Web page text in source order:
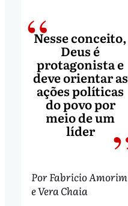
Nesse conceito,
Deus é
protagonista e
deve orientar as
ações políticas
do povo por
meio de um
líder
Por Fabricio Amorim
e Vera Chaia